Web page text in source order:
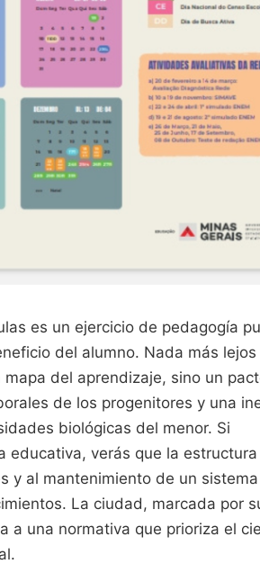
es un ejercicio de pedagogía
del alumno. Nada más lejos
del aprendizaje, sino un
de los progenitores y una
biológicas del menor. Si
educativa, verás que la estructura
y al mantenimiento de un
La ciudad, marcada por
a una normativa que prioriza el